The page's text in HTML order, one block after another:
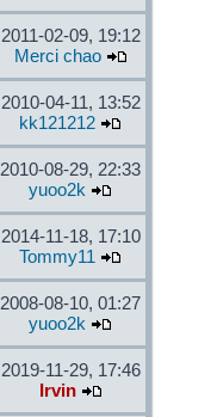
2011-02-09, 19:12
Merci chao
2010-04-11, 13:52
kk121212
2010-08-29, 22:33
yuoo2k
2014-11-18, 17:10
Tommy11
2008-08-10, 01:27
yuoo2k
2019-11-29, 17:46
Irvin